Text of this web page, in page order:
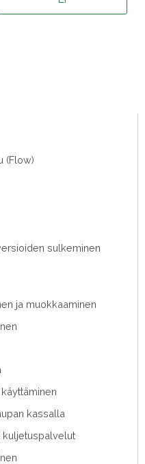
(Flow)
sulkeminen
ja muokkaaminen
kassalla
kuljetuspalvelut